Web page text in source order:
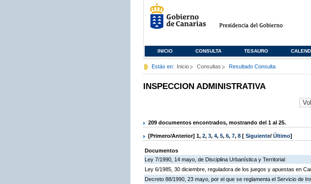
INICIO CONSULTA TESAURO
Estás en: Inicio Consultas Resultado Consulta
INSPECCION ADMINISTRATIVA
209 documentos encontrados, mostrando del 1 al 25.
[Primero/Anterior] 1, 2, 3, 4, 5, 6, 7, 8 [ Siguiente/ Último]
Documentos
Ley 7/1990, 14 mayo, de Disciplina Urbanística y Territorial
Ley 6/1985, 30 diciembre, reguladora de los juegos y apuestas en
Decreto 88/1990, 23 mayo, por el que se reglamenta el Servicio de